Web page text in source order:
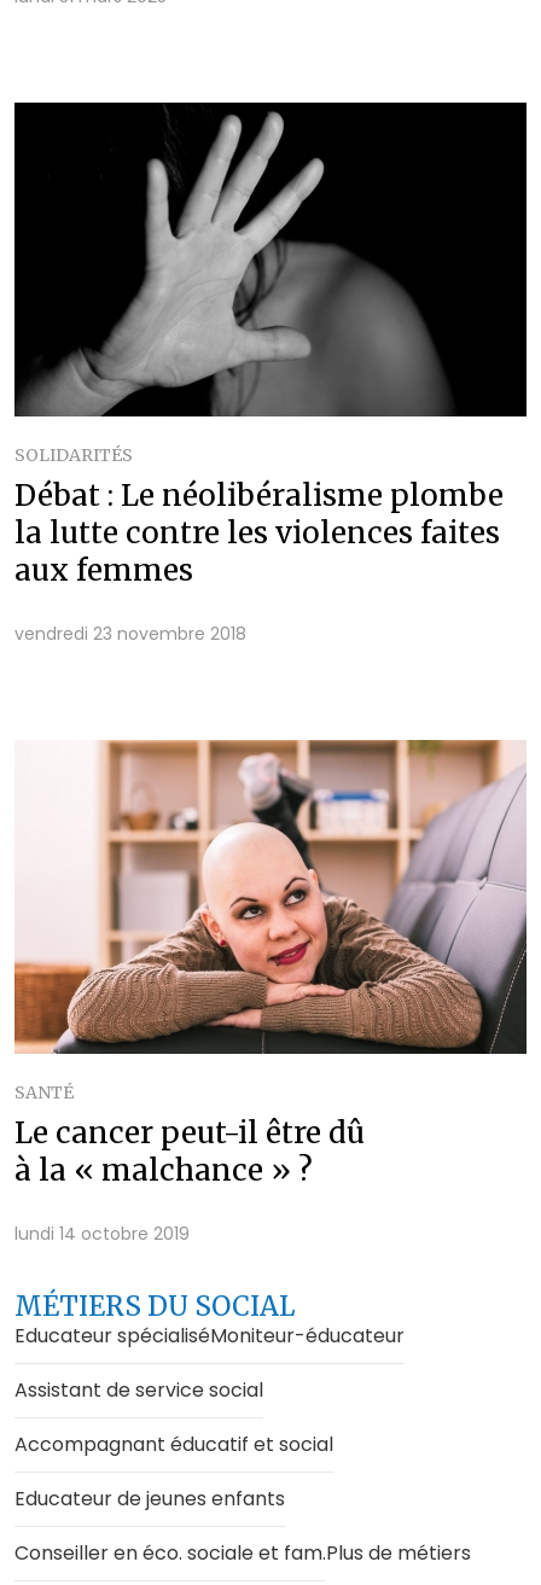
SOLIDARITÉS
Débat : Le néolibéralisme plombe
la lutte contre les violences faites
aux femmes
vendredi 23 novembre 2018
SANTÉ
Le cancer peut-il être dû
à la « malchance » ?
lundi 14 octobre 2019
MÉTIERS DU SOCIAL
Educateur spécialiséMoniteur-éducateur
Assistant de service social
Accompagnant éducatif et social
Educateur de jeunes enfants
Conseiller en éco. sociale et fam.Plus de métiers